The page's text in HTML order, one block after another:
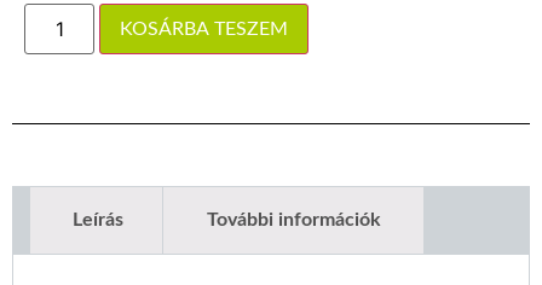
KOSÁRBA TESZEM
Leírás További információk